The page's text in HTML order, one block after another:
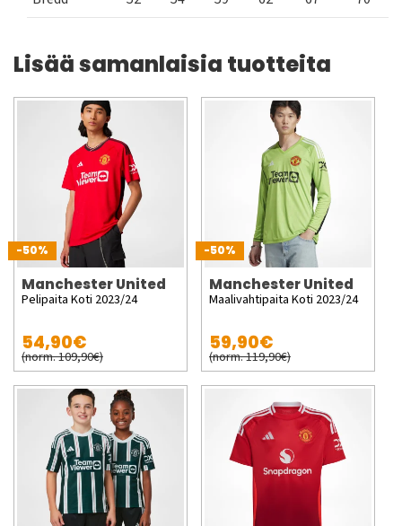
Lisää samanlaisia tuotteita
-50%
Manchester United
Pelipaita Koti 2023/24
54,90€
(norm. 109,90€)
-50%
Manchester United
Maalivahtipaita Koti 2023/24
59,90€
(norm. 119,90€)